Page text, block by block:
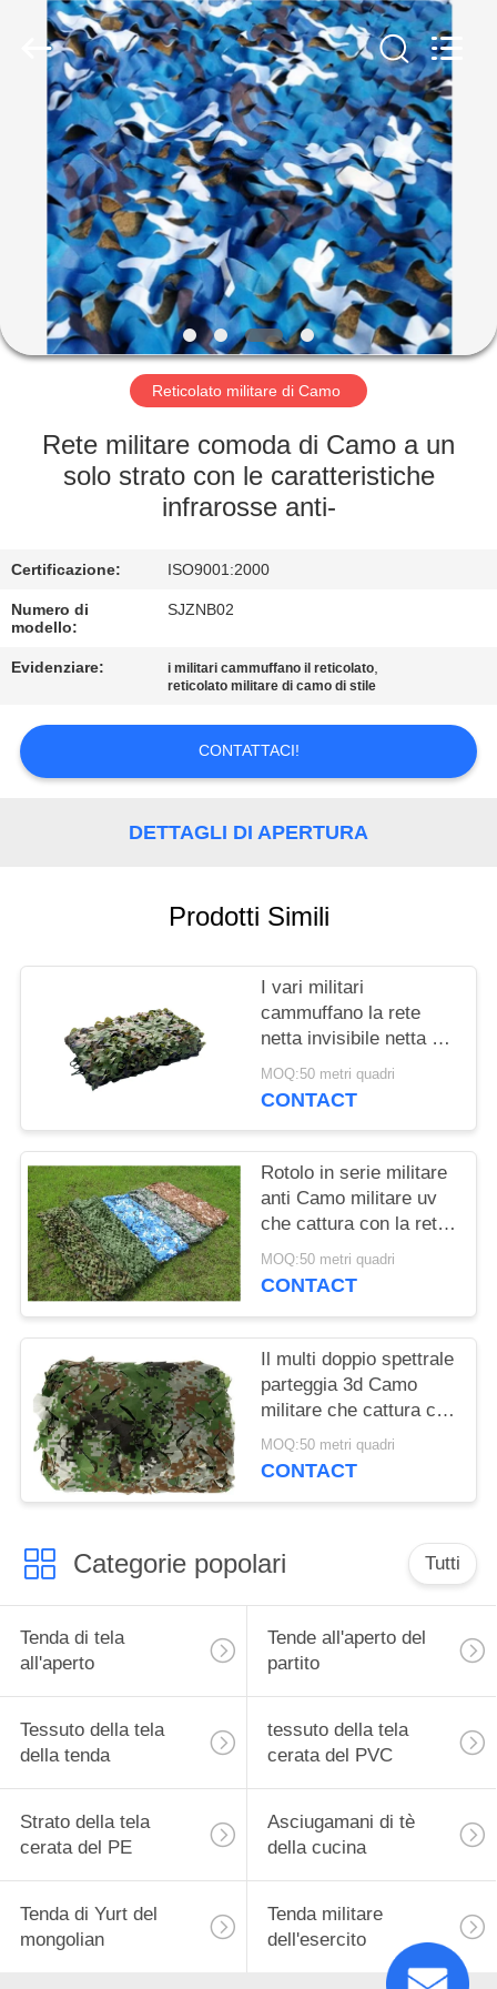
CASA
PRODOTTI
CIRCA
NOI
GIRO
FABBRICA
CONTROLLO
QUALITÀ
MAPPA
DEL
SITO
Enterprise
Management
Services
Reserved.
Reticolato militare di Camo
Rete militare comoda di Camo a un
solo strato con le caratteristiche
infrarosse anti-
Certificazione: ISO9001:2000
Numero di
modello:
SJZNB02
Evidenziare: i militari cammuffano il reticolato,
reticolato militare di camo di stile
CONTATTACI!
DETTAGLI DI APERTURA
Prodotti Simili
I vari militari
cammuffano la rete
netta invisibile netta di
caccia con il materiale
del poliestere
MOQ:50 metri quadri
CONTACT
Rotolo in serie militare
anti Camo militare uv
che cattura con la rete
il materiale ignifugo del
poliestere
MOQ:50 metri quadri
CONTACT
Il multi doppio spettrale
parteggia 3d Camo
militare che cattura con
la rete la rete del
cammuffamento dei
MOQ:50 metri quadri
CONTACT
Categorie popolari Tutti
Tenda di tela
all'aperto
Tende all'aperto del
partito
Tessuto della tela
della tenda
tessuto della tela
cerata del PVC
Strato della tela
cerata del PE
Asciugamani di tè
della cucina
Tenda di Yurt del
mongolian
Tenda militare
dell'esercito